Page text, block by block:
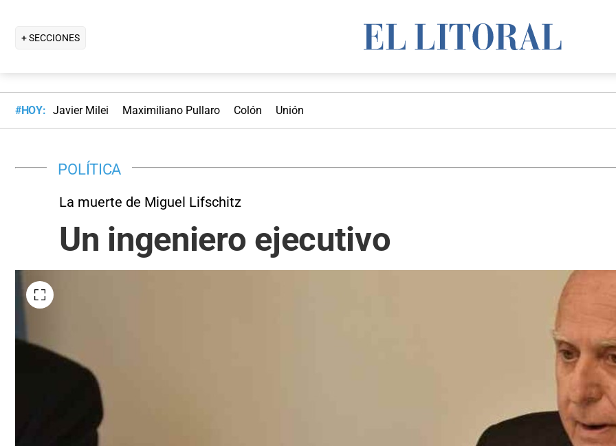
+ SECCIONES
#HOY: Javier Milei Maximiliano Pullaro Colón Unión
POLÍTICA
La muerte de Miguel Lifschitz
Un ingeniero ejecutivo